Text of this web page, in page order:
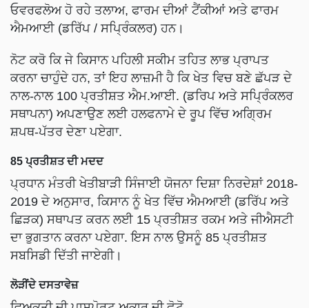
ਓਵਰਫਲੋਅ ਹੋ ਰਹੇ ਤਲਾਅ, ਫਾਰਮ ਦੀਆਂ ਟੈਂਕੀਆਂ ਅਤੇ ਫਾਰਮ
ਐਮਆਈ (ਡਰਿੱਪ / ਸਪ੍ਰਿੰਕਲਰ) ਹਨ।
ਨੋਟ ਕਰੋ ਕਿ ਜੇ ਕਿਸਾਨ ਪਹਿਲੀ ਸਕੀਮ ਤਹਿਤ ਲਾਭ ਪ੍ਰਾਪਤ
ਕਰਨਾ ਚਾਹੁੰਦੇ ਹਨ, ਤਾਂ ਇਹ ਲਾਜ਼ਮੀ ਹੈ ਕਿ ਖੇਤ ਵਿਚ ਬਣੇ ਛੱਪੜ ਦੇ
ਨਾਲ-ਨਾਲ 100 ਪ੍ਰਤੀਸ਼ਤ ਐਮ.ਆਈ. (ਡਰਿਪ ਅਤੇ ਸਪ੍ਰਿੰਕਲਰ
ਸਥਾਪਨਾ) ਅਪਣਾਉਣ ਲਈ ਹਲਫਨਾਮੇ ਦੇ ਰੂਪ ਵਿੱਚ ਅਗ੍ਰਿਮ
ਸ਼ਪਥ-ਪੱਤਰ ਦੇਣਾ ਪਏਗਾ.
85 ਪ੍ਰਤੀਸ਼ਤ ਦੀ ਮਦਦ
ਪ੍ਰਧਾਨ ਮੰਤਰੀ ਖੇਤੀਬਾੜੀ ਸਿੰਜਾਈ ਯੋਜਨਾ ਦਿਸ਼ਾ ਨਿਰਦੇਸ਼ਾਂ 2018-
2019 ਦੇ ਅਨੁਸਾਰ, ਕਿਸਾਨ ਨੂੰ ਖੇਤ ਵਿੱਚ ਐਮਆਈ (ਡਰਿੱਪ ਅਤੇ
ਛਿੜਕ) ਸਥਾਪਤ ਕਰਨ ਲਈ 15 ਪ੍ਰਤੀਸ਼ਤ ਰਕਮ ਅਤੇ ਜੀਐਸਟੀ
ਦਾ ਭੁਗਤਾਨ ਕਰਨਾ ਪਏਗਾ. ਇਸ ਨਾਲ ਉਸਨੂੰ 85 ਪ੍ਰਤੀਸ਼ਤ
ਸਬਸਿਡੀ ਦਿੱਤੀ ਜਾਏਗੀ।
ਲੋੜੀਂਦੇ ਦਸਤਾਵੇਜ਼